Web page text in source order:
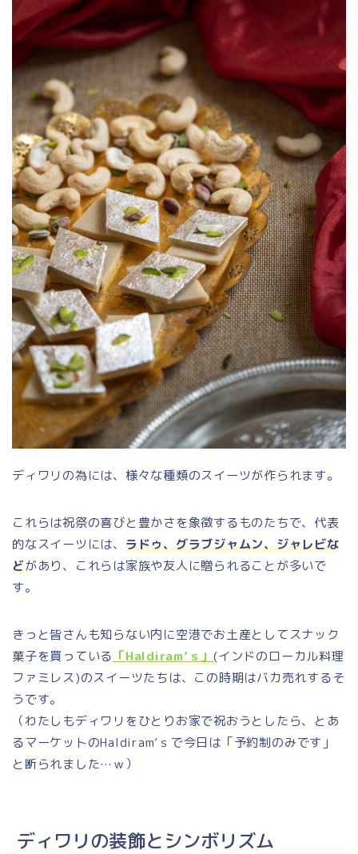
ディワリの為には、様々な種類のスイーツが作られます。
これらは祝祭の喜びと豊かさを象徴するものたちで、代表
的なスイーツには、 ラドゥ、グラブジャムン、ジャレビな
どがあり、これらは家族や友人に贈られることが多いで
す。
きっと皆さんも知らない内に空港でお土産としてスナック
菓子を買っている「Haldiram’ｓ」(インドのローカル料理
ファミレス)のスイーツたちは、この時期はバカ売れするそ
うです。
（わたしもディワリをひとりお家で祝おうとしたら、とあ
るマーケットのHaldiram’ｓで今日は「予約制のみです」
と断られました…ｗ）
ディワリの装飾とシンボリズム